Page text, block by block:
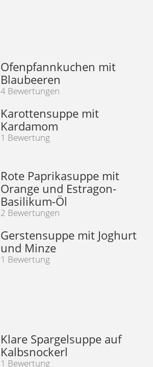
Ofenpfannkuchen mit
Blaubeeren
4 Bewertungen
Karottensuppe mit
Kardamom
1 Bewertung
Rote Paprikasuppe mit
Orange und Estragon-
Basilikum-Öl
2 Bewertungen
Gerstensuppe mit Joghurt
und Minze
1 Bewertung
Klare Spargelsuppe auf
Kalbsnockerl
1 Bewertung